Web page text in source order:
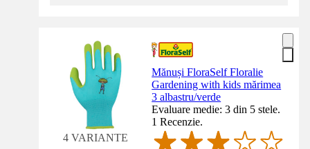
4 VARIANTE
Mănuși FloraSelf Floralie
Gardening with kids mărimea
3 albastru/verde
Evaluare medie: 3 din 5 stele.
1 Recenzie.